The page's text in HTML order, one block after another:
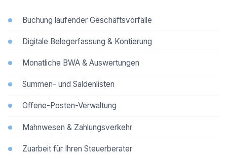
Buchung laufender Geschäftsvorfälle
Digitale Belegerfassung & Kontierung
Monatliche BWA & Auswertungen
Summen- und Saldenlisten
Offene-Posten-Verwaltung
Mahnwesen & Zahlungsverkehr
Zuarbeit für Ihren Steuerberater